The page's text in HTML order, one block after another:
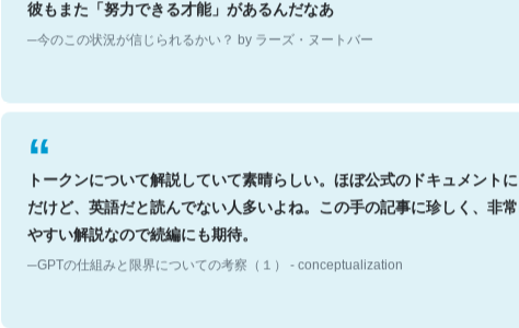
─今のこの状況が信じられるかい？ by ラーズ・ヌートバー
トークンについて解説していて素晴らしい。ほぼ公式のドキュメントに
だけど、英語だと読んでない人多いよね。この手の記事に珍しく、非
やすい解説なので続編にも期待。
─GPTの仕組みと限界についての考察（１） - conceptualization